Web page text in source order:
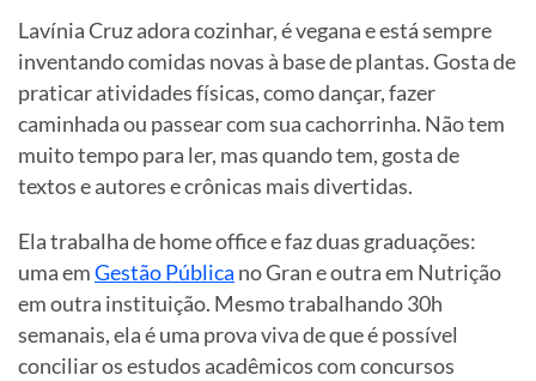
Lavínia Cruz adora cozinhar, é vegana e está sempre
inventando comidas novas à base de plantas. Gosta de
praticar atividades físicas, como dançar, fazer
caminhada ou passear com sua cachorrinha. Não tem
muito tempo para ler, mas quando tem, gosta de
textos e autores e crônicas mais divertidas.
Ela trabalha de home office e faz duas graduações:
uma emGestão Pública no Gran e outra em Nutrição
em outra instituição. Mesmo trabalhando 30h
semanais, ela é uma prova viva de que é possível
conciliar os estudos acadêmicos com concursos